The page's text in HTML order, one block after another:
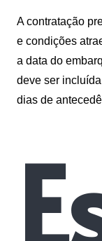
A contratação
e condições
a data do
deve ser
dias de